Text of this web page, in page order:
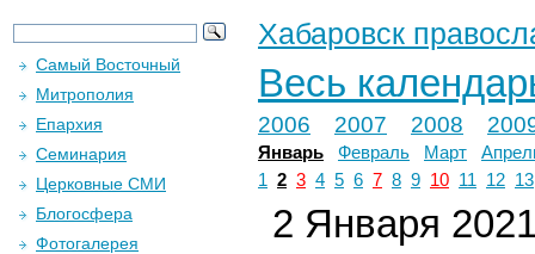
Хабаровск
Весь
2006 2007 2008
Январь Февраль Март
1 2 3 4 5 6 7 8 9 10 11 12 13
2 Января 2021
Самый Восточный
Митрополия
Епархия
Семинария
Церковные СМИ
Блогосфера
Фотогалерея